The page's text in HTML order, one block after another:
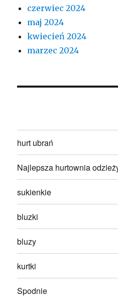
czerwiec 2024
maj 2024
kwiecień 2024
marzec 2024
hurt ubrań
Najlepsza hurtownia
sukienkie
bluzki
bluzy
kurtki
Spodnie